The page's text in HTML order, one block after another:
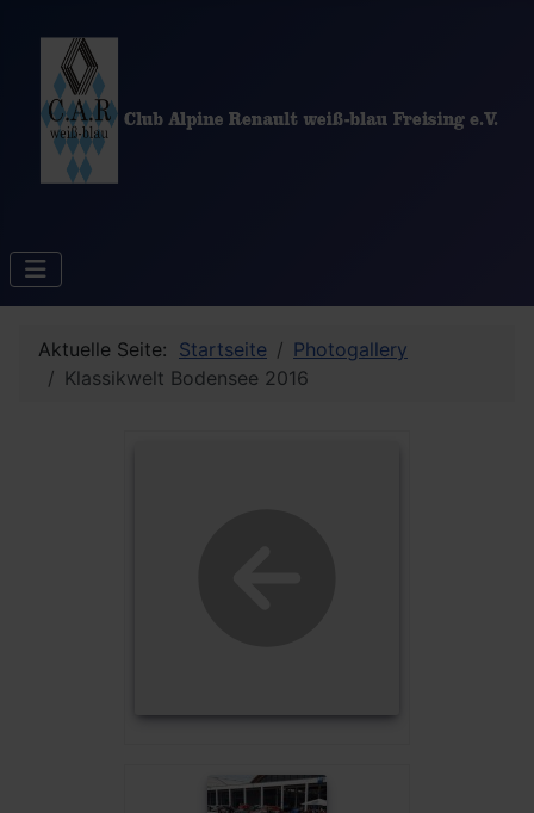
Aktuelle Seite: Startseite
Photogallery
Klassikwelt Bodensee 2016